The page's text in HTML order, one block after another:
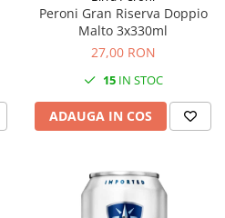
Peroni Gran Riserva Doppio
Malto 3x330ml
27,00 RON
15IN STOC
ADAUGA IN COS